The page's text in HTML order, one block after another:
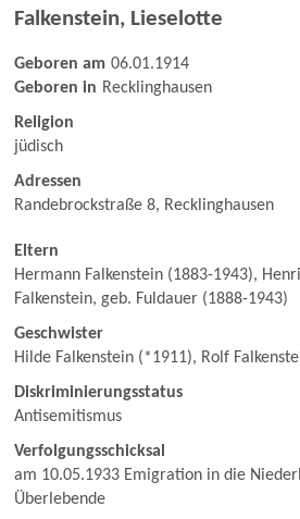
Falkenstein, Lieselotte
Geboren am 06.01.1914
Geboren in Recklinghausen
Religion
jüdisch
Adressen
Randebrockstraße 8, Recklinghausen
Eltern
Hermann Falkenstein (1883-1943),
Falkenstein, geb. Fuldauer (1888-1943)
Geschwister
Hilde Falkenstein (*1911), Rolf
Diskriminierungsstatus
Antisemitismus
Verfolgungsschicksal
am 10.05.1933 Emigration in die
Überlebende